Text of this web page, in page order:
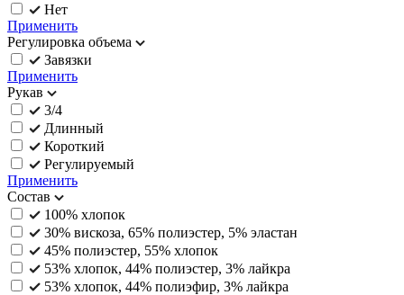
Нет
Применить
Регулировка объема
Завязки
Применить
Рукав
3/4
Длинный
Короткий
Регулируемый
Применить
Состав
100% хлопок
30% вискоза, 65% полиэстер, 5% эластан
45% полиэстер, 55% хлопок
53% хлопок, 44% полиэстер, 3% лайкра
53% хлопок, 44% полиэфир, 3% лайкра